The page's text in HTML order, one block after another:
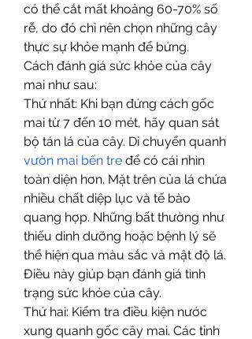
có thể cắt mất khoảng 60-70% số
rễ, do đó chỉ nên chọn những cây
thực sự khỏe mạnh để bứng.
Cách đánh giá sức khỏe của cây
mai như sau:
Thứ nhất: Khi bạn đứng cách gốc
mai từ 7 đến 10 mét, hãy quan sát
vườn mai bến tre để có cái nhìn
toàn diện hơn. Mặt trên của lá chứa
nhiều chất diệp lục và tế bào
quang hợp. Những bất thường như
thiếu dinh dưỡng hoặc bệnh lý sẽ
thể hiện qua màu sắc và mật độ lá.
Điều này giúp bạn đánh giá tình
trạng sức khỏe của cây.
Thứ hai: Kiểm tra điều kiện nước
xung quanh gốc cây mai. Các tỉnh